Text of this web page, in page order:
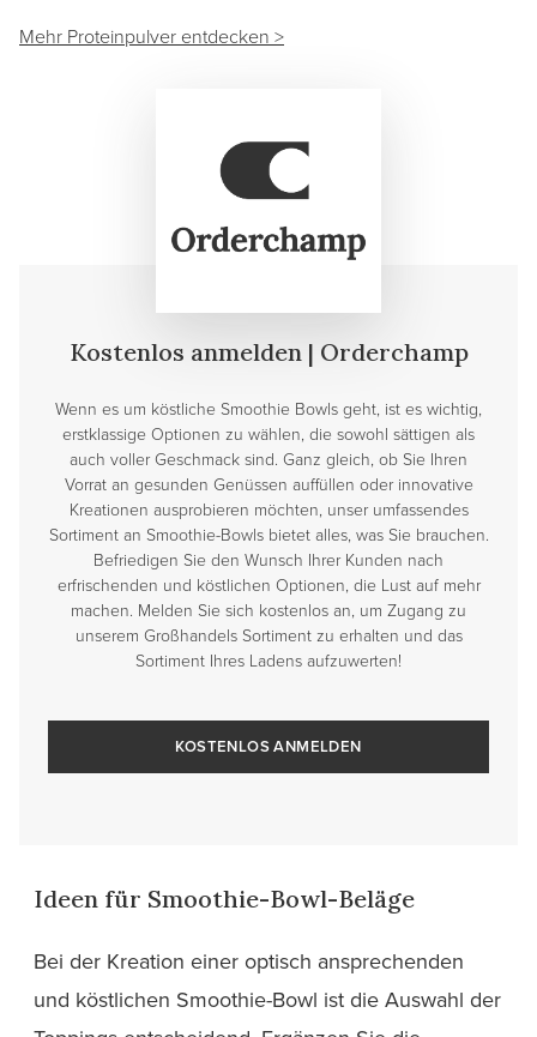
Mehr Proteinpulver entdecken >
Kostenlos anmelden | Orderchamp
Wenn es um köstliche Smoothie Bowls geht, ist es wichtig,
erstklassige Optionen zu wählen, die sowohl sättigen als
auch voller Geschmack sind. Ganz gleich, ob Sie Ihren
Vorrat an gesunden Genüssen auffüllen oder innovative
Kreationen ausprobieren möchten, unser umfassendes
Sortiment an Smoothie-Bowls bietet alles, was Sie brauchen.
Befriedigen Sie den Wunsch Ihrer Kunden nach
erfrischenden und köstlichen Optionen, die Lust auf mehr
machen. Melden Sie sich kostenlos an, um Zugang zu
unserem Großhandels Sortiment zu erhalten und das
Sortiment Ihres Ladens aufzuwerten!
KOSTENLOS ANMELDEN
Ideen für Smoothie-Bowl-Beläge
Bei der Kreation einer optisch ansprechenden
und köstlichen Smoothie-Bowl ist die Auswahl der